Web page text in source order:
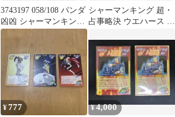
3743197 058/108 パンダ
凶凶 シャーマンキング
超・占事略決 トレカ
シャーマンキング 超・
占事略決 ウエハース 28
定 未開封
¥777 ¥4,000